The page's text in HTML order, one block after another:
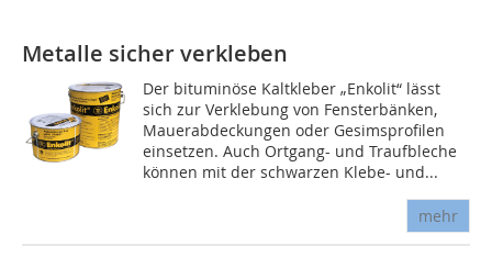
Metalle sicher verkleben
Der bituminöse Kaltkleber „Enkolit“ lässt
sich zur Verklebung von Fensterbänken,
Mauerabdeckungen oder Gesimsprofilen
einsetzen. Auch Ortgang- und Traufbleche
können mit der schwarzen Klebe- und...
mehr